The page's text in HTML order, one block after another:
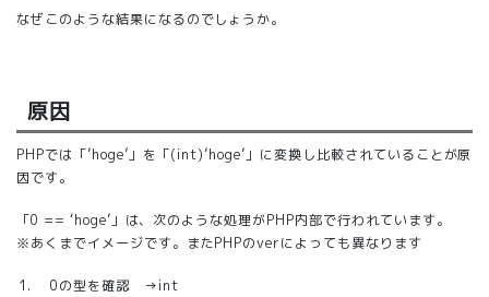
なぜこのような結果になるのでしょうか。
原因
PHPでは「’hoge’」を「(int)’hoge’」に変換し比較されていることが原
因です。
「0 == ‘hoge’」は、次のような処理がPHP内部で行われています。
※あくまでイメージです。またPHPのverによっても異なります
0の型を確認 →int